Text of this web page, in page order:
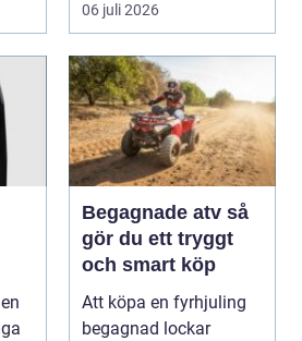
06 juli 2026
Begagnade atv så
gör du ett tryggt
och smart köp
Att köpa en fyrhjuling
begagnad lockar